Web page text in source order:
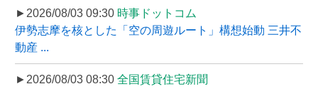
►2026/08/03 09:30 時事ドットコム
伊勢志摩を核とした「空の周遊ルート」構想始動 三井不
動産 ...
►2026/08/03 08:30 全国賃貸住宅新聞